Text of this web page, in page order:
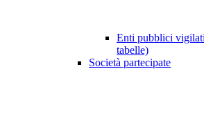
Enti pubblici
tabelle)
Società partecipate